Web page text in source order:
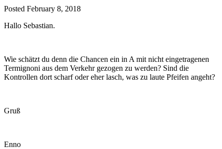
Posted February 8, 2018
Hallo Sebastian.
Wie schätzt du denn die Chancen ein in A mit nicht eingetragenen
Termignoni aus dem Verkehr gezogen zu werden? Sind die
Kontrollen dort scharf oder eher lasch, was zu laute Pfeifen angeht?
Gruß
Enno